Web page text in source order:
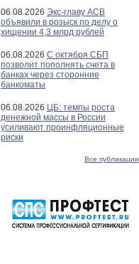
06.08.2026 Экс-главу АСВ
объявили в розыск по делу о
хищении 4,3 млрд рублей
06.08.2026 С октября СБП
позволит пополнять счета в
банках через сторонние
банкоматы
06.08.2026 ЦБ: темпы роста
денежной массы в России
усиливают проинфляционные
риски
Все публикации